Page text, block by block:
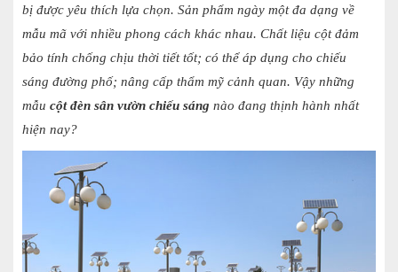
bị được yêu thích lựa chọn. Sản phẩm ngày một đa dạng về
mẫu mã với nhiều phong cách khác nhau. Chất liệu cột đảm
bảo tính chống chịu thời tiết tốt; có thể áp dụng cho chiếu
sáng đường phố; nâng cấp thẩm mỹ cảnh quan. Vậy những
mẫu cột đèn sân vườn chiếu sáng nào đang thịnh hành nhất
hiện nay?